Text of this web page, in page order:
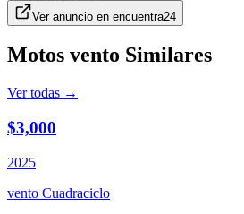
Ver anuncio en encuentra24
Motos vento Similares
Ver todas →
$3,000
2025
vento Cuadraciclo